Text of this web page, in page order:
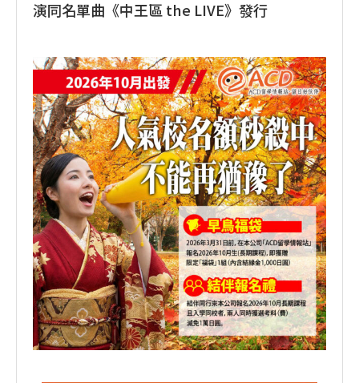
演同名單曲《中王區 the LIVE》發行